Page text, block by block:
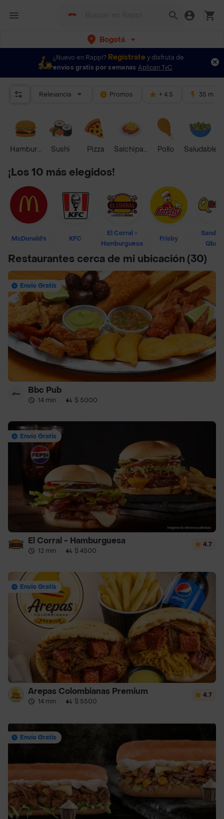
Bogotá
¿Nuevo en Rappi? Regístrate y disfruta de
envíos gratis por semanas Aplican TyC
Relevancia Promos + 4.5 35 mins
HamburguesaSushi Pizza Salchipapas Pollo Saludable
¡Los 10 más elegidos!
McDonald's KFC
El Corral -
Hamburguesa
Frisby
Restaurantes cerca de mi ubicación (30)
Envío Gratis
Bbc Pub
14 min · $ 5000
Envío Gratis
El Corral - Hamburguesa
12 min · $ 4500
4.7
Envío Gratis
Arepas Colombianas Premium
14 min · $ 5500
4.7
Envío Gratis